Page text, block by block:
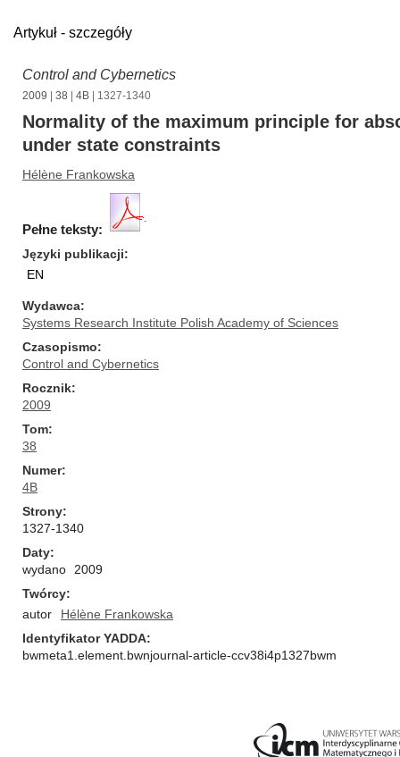
Artykuł - szczegóły
Control and Cybernetics
2009 38 4B | 1327-1340
Normality of the maximum principle for
under state constraints
Hélène Frankowska
Pełne teksty:
Języki publikacji
EN
Wydawca
Systems Research Institute Polish Academy of Sciences
Czasopismo
Control and Cybernetics
Rocznik
2009
Tom
38
Numer
4B
Strony
1327-1340
Daty
wydano
2009
Twórcy
autor
Hélène Frankowska
Identyfikator YADDA
bwmeta1.element.bwnjournal-article-ccv38i4p1327bwm